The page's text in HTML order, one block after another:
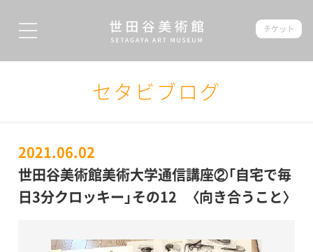
チケット
セタビブログ
2021.06.02
世田谷美術館美術大学通信講座②「自宅で毎
日3分クロッキー」その12 〈向き合うこと〉